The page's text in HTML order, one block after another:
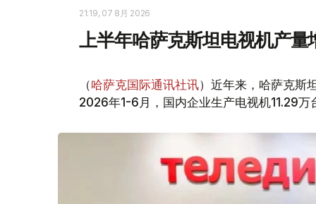
21:19, 07 8月 2026
上半年哈萨克斯坦电视机产量
（哈萨克国际通讯社讯）近年来，哈萨克斯
2026年1-6月，国内企业生产电视机11.29